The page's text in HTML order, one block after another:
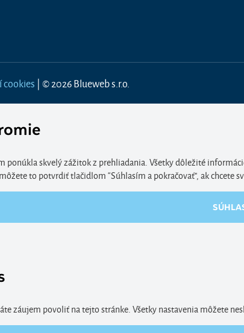
| © 2026 Blueweb s.r.o.
ponúkla skvelý zážitok z prehliadania. Všetky dôležité
to potvrdiť tlačidlom “Súhlasím a pokračovať", ak chcete
záujem povoliť na tejto stránke. Všetky nastavenia môžete